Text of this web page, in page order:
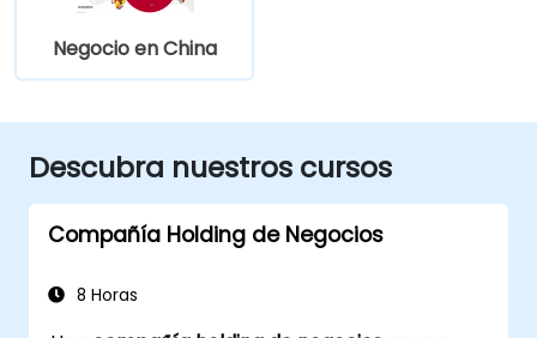
Negocio en China
Descubra nuestros cursos
Compañía Holding de Negocios
8 Horas